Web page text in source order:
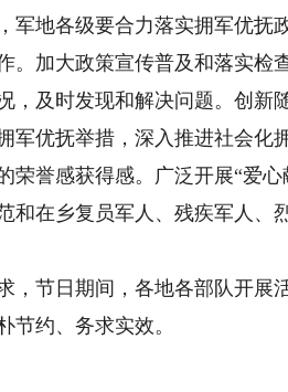
地各级要合力落实拥军优抚
。加大政策宣传普及和落实检
，及时发现和解决问题。创新
军优抚举措，深入推进社会化
荣誉感获得感。广泛开展“爱
和在乡复员军人、残疾军人、
节日期间，各地各部队开展
节约、务求实效。